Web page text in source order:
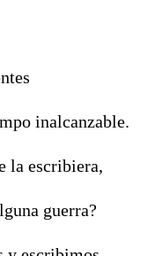
inalcanzable.
la escribiera,
guerra?